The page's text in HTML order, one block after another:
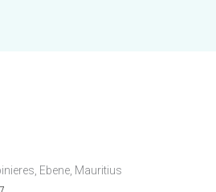
Ebene, Mauritius